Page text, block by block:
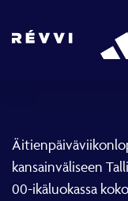
kansainväliseen
00-ikäluokassa